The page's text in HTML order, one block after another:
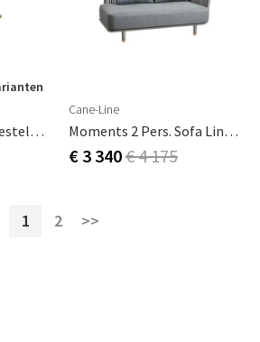
Mellow Couchtischgestell Kvadratisk F/bordsskiva 144x144 Cm Teak
Cane-Line
Moments 2 Pers. Sofa Linkes Modul Inkl. Grey Air
€ 3 340€ 4 175
1 2 >>